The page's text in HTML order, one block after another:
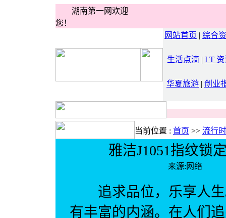
湖南第一网欢迎
您！
网站首页 | 综合
生活点滴 | I T 资
华夏旅游 | 创业
当前位置 : 首页 >> 流行
雅洁J1051指纹锁
来源:网
追求品位，乐享人生
有丰富的内涵。在人们